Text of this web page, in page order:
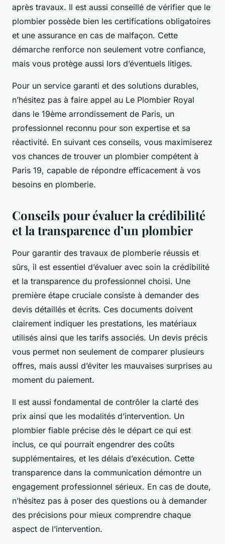
après travaux. Il est aussi conseillé de vérifier que le
plombier possède bien les certifications obligatoires
et une assurance en cas de malfaçon. Cette
démarche renforce non seulement votre confiance,
mais vous protège aussi lors d’éventuels litiges.
Pour un service garanti et des solutions durables,
n’hésitez pas à faire appel au Le Plombier Royal
dans le 19ème arrondissement de Paris, un
professionnel reconnu pour son expertise et sa
réactivité. En suivant ces conseils, vous maximiserez
vos chances de trouver un plombier compétent à
Paris 19, capable de répondre efficacement à vos
besoins en plomberie.
Conseils pour évaluer la crédibilité
et la transparence d’un plombier
Pour garantir des travaux de plomberie réussis et
sûrs, il est essentiel d’évaluer avec soin la crédibilité
et la transparence du professionnel choisi. Une
première étape cruciale consiste à demander des
devis détaillés et écrits. Ces documents doivent
clairement indiquer les prestations, les matériaux
utilisés ainsi que les tarifs associés. Un devis précis
vous permet non seulement de comparer plusieurs
offres, mais aussi d’éviter les mauvaises surprises au
moment du paiement.
Il est aussi fondamental de contrôler la clarté des
prix ainsi que les modalités d’intervention. Un
plombier fiable précise dès le départ ce qui est
inclus, ce qui pourrait engendrer des coûts
supplémentaires, et les délais d’exécution. Cette
transparence dans la communication démontre un
engagement professionnel sérieux. En cas de doute,
n’hésitez pas à poser des questions ou à demander
des précisions pour mieux comprendre chaque
aspect de l’intervention.